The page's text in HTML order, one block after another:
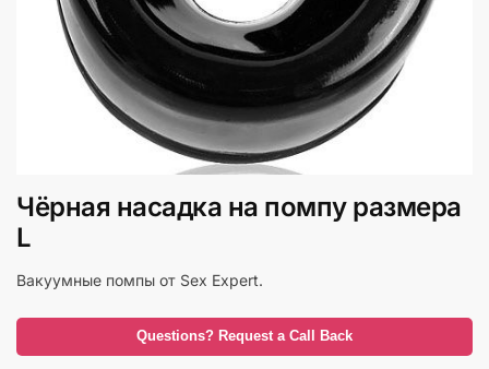
Чёрная насадка на помпу размера
L
Вакуумные помпы от Sex Expert.
Questions? Request a Call Back